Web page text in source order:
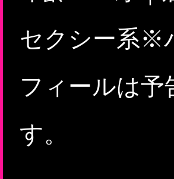
セクシー系※
フィールは
す。